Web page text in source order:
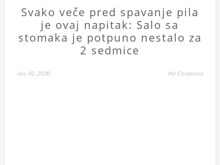
Svako veče pred spavanje pila
je ovaj napitak: Salo sa
stomaka je potpuno nestalo za
2 sedmice
ožu 02, 2020 No Comment